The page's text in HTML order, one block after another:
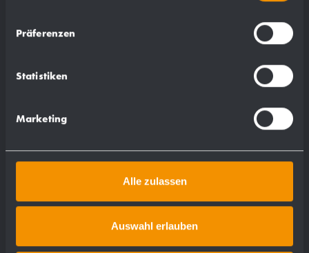
Präferenzen
Statistiken
Marketing
Alle zulassen
Auswahl erlauben